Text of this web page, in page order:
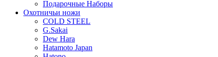
Подарочные Наборы
Охотничьи ножи
COLD STEEL
G.Sakai
Dew Hara
Hatamoto Japan